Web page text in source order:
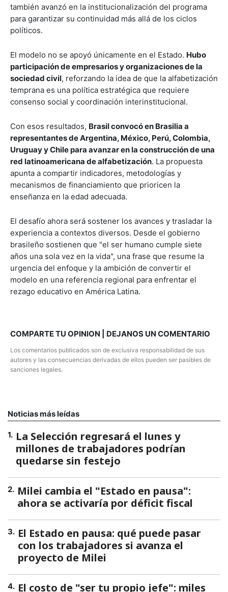
también avanzó en la institucionalización del programa
para garantizar su continuidad más allá de los ciclos
políticos.
El modelo no se apoyó únicamente en el Estado. Hubo
participación de empresarios y organizaciones de la
sociedad civil, reforzando la idea de que la alfabetización
temprana es una política estratégica que requiere
consenso social y coordinación interinstitucional.
Con esos resultados, Brasil convocó en Brasilia a
representantes de Argentina, México, Perú, Colombia,
Uruguay y Chile para avanzar en la construcción de una
red latinoamericana de alfabetización. La propuesta
apunta a compartir indicadores, metodologías y
mecanismos de financiamiento que prioricen la
enseñanza en la edad adecuada.
El desafío ahora será sostener los avances y trasladar la
experiencia a contextos diversos. Desde el gobierno
brasileño sostienen que "el ser humano cumple siete
años una sola vez en la vida", una frase que resume la
urgencia del enfoque y la ambición de convertir el
modelo en una referencia regional para enfrentar el
rezago educativo en América Latina.
COMPARTE TU OPINION | DEJANOS UN COMENTARIO
Los comentarios publicados son de exclusiva responsabilidad de sus
autores y las consecuencias derivadas de ellos pueden ser pasibles de
sanciones legales.
Noticias más leídas
1. La Selección regresará el lunes y
millones de trabajadores podrían
quedarse sin festejo
2. Milei cambia el "Estado en pausa":
ahora se activaría por déficit fiscal
3. El Estado en pausa: qué puede pasar
con los trabajadores si avanza el
proyecto de Milei
4. El costo de "ser tu propio jefe": miles